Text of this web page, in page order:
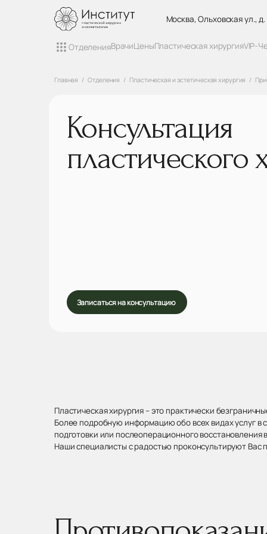
Москва, Ольховская ул., д.
ОтделенияВрачиЦеныПластическая хирургияVIP-
Главная Отделения Пластическая и эстетическая хирургия
Консультация
пластического
Записаться на консультацию
Пластическая хирургия – это практически
Более подробную информацию обо всех видах услуг в
подготовки или послеоперационного
Наши специалисты с радостью проконсультируют Вас